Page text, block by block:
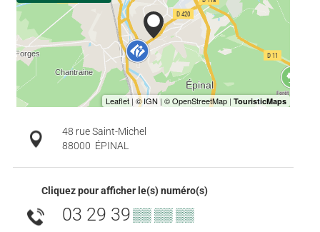
48 rue Saint-Michel
88000 ÉPINAL
Cliquez pour afficher le(s) numéro(s)
03 29 39▒▒ ▒▒ ▒▒